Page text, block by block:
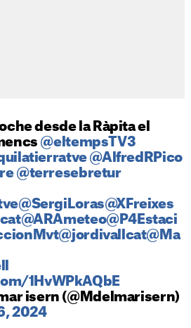
desde la Ràpita el
@eltempsTV3
@AlfredRPico
@terresebretur
@SergiLoras@XFreixes
@ARAmeteo@P4Estaci
@jordivallcat@Ma
1HvWPkAQbE
isern (@Mdelmarisern)
2024